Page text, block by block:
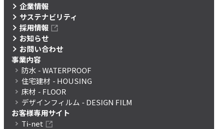
企業情報
サステナビリティ
採用情報
お知らせ
お問い合わせ
事業内容
防水 - WATERPROOF
住宅建材 - HOUSING
床材 - FLOOR
デザインフィルム - DESIGN FILM
お客様専用サイト
Ti-net